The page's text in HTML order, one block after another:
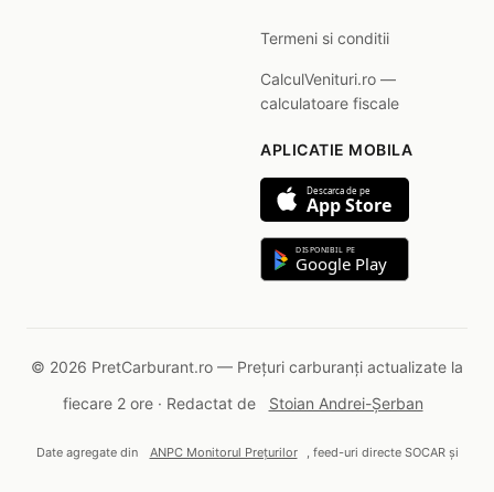
Termeni si conditii
CalculVenituri.ro —
calculatoare fiscale
APLICATIE MOBILA
Descarca de pe
App Store
DISPONIBIL PE
Google Play
© 2026 PretCarburant.ro — Prețuri carburanți actualizate la
fiecare 2 ore · Redactat de
Stoian Andrei-Șerban
Date agregate din ANPC Monitorul Prețurilor , feed-uri directe SOCAR și